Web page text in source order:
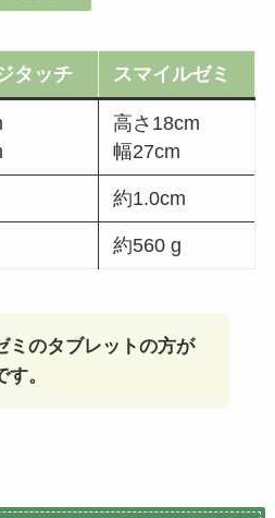
タッチ スマイルゼミ
高さ18cm
幅27cm
約1.0cm
約560 g
ミのタブレットの方が
。